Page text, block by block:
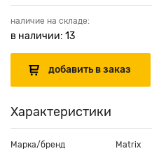
наличие на складе:
в наличии: 13
Характеристики
Марка/бренд
Matrix